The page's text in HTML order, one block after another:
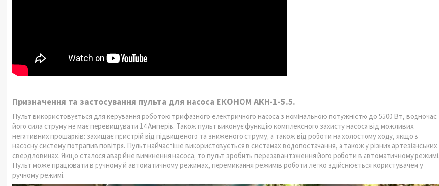
Призначення та застосування пульта для насоса ЕКОНОМ АКН-1-5.5.
Пульт використовується для керування роботою трифазного електричного насоса з номінальною потужністю до 5500 Вт, водночас
його сила струму не має перевищувати 14 Амперів. Також пульт виконує функцію комплексного захисту насоса від можливих
негативних прошарків: захищає пристрій від підвищеного та зниженого струму, а також від роботи на холостому ходу, якщо в
насосну систему потрапив повітря. Пульт найчастіше використовується в системах водопостачання, а також у різних артезіанських
свердловинах. Якщо сталося аварійне вимкнення насоса, то пульт зробить перезавантаження його роботи в автоматичному режимі.
Пульт може працювати в ручному й автоматичному режимах, перемикання режимів роботи легко здійснюється користувачем у
ручному режимі.